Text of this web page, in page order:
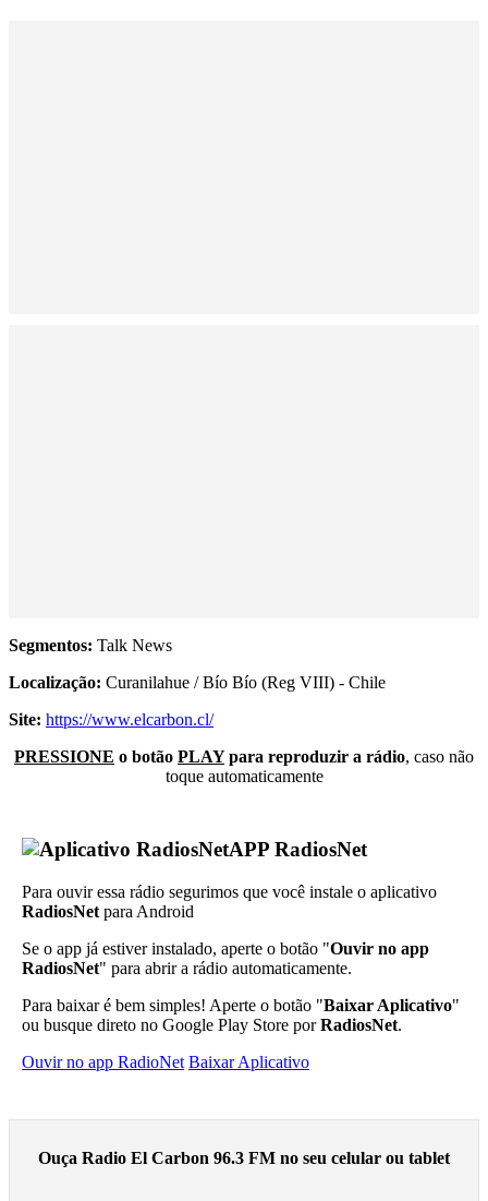
Segmentos: Talk News
Localização: Curanilahue / Bío Bío (Reg VIII) - Chile
Site: https://www.elcarbon.cl/
PRESSIONE o botão PLAYpara reproduzir a rádio, caso não
toque automaticamente
APP RadiosNet
Para ouvir essa rádio segurimos que você instale o aplicativo
RadiosNet para Android
Se o app já estiver instalado, aperte o botão "Ouvir no app
RadiosNet" para abrir a rádio automaticamente.
Para baixar é bem simples! Aperte o botão "Baixar Aplicativo"
ou busque direto no Google Play Store porRadiosNet.
Ouvir no app RadioNet Baixar Aplicativo
Ouça Radio El Carbon 96.3 FM no seu celular ou tablet